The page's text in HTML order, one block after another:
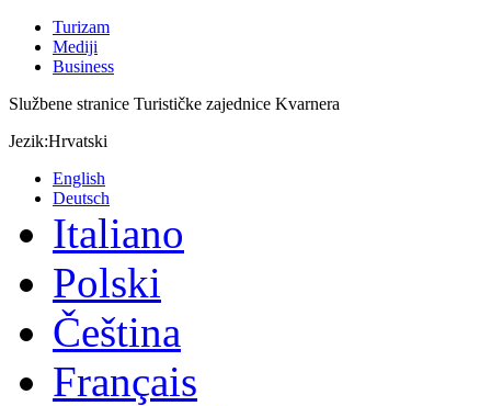
Turizam
Mediji
Business
Službene stranice Turističke zajednice Kvarnera
Jezik:Hrvatski
English
Deutsch
Italiano
Polski
Čeština
Français